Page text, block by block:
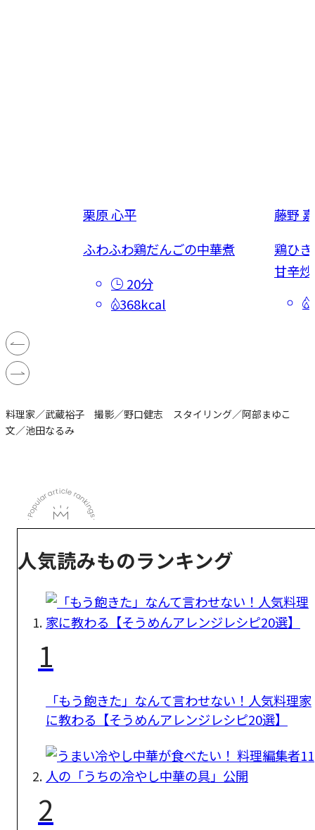
栗原 心平
ふわふわ鶏だんごの中華煮
20分
368kcal
藤野
鶏ひ
甘辛
料理家／武蔵裕子 撮影／野口健志 スタイリング／阿部まゆこ
文／池田なるみ
人気読みものランキング
1
「もう飽きた」なんて言わせない！人気料理家
に教わる【そうめんアレンジレシピ20選】
2